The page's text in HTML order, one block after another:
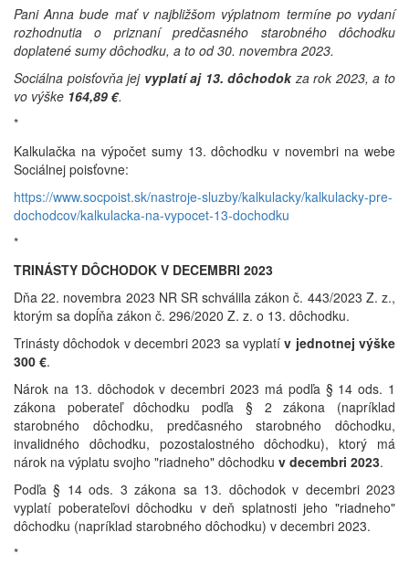
Pani Anna bude mať v najbližšom výplatnom termíne po vydaní
rozhodnutia o priznaní predčasného starobného dôchodku
doplatené sumy dôchodku, a to od 30. novembra 2023.
Sociálna poisťovňa jej vyplatí aj 13. dôchodokza rok 2023, a to
vo výške 164,89 €.
*
Kalkulačka na výpočet sumy 13. dôchodku v novembri na webe
Sociálnej poisťovne:
https://www.socpoist.sk/nastroje-sluzby/kalkulacky/kalkulacky-pre-
dochodcov/kalkulacka-na-vypocet-13-dochodku
*
TRINÁSTY DÔCHODOK V DECEMBRI 2023
Dňa 22. novembra 2023 NR SR schválila zákon č. 443/2023 Z. z.,
ktorým sa dopĺňa zákon č. 296/2020 Z. z. o 13. dôchodku.
Trinásty dôchodok v decembri 2023 sa vyplatív jednotnej výške
300 €.
Nárok na 13. dôchodok v decembri 2023 má podľa § 14 ods. 1
zákona poberateľ dôchodku podľa § 2 zákona (napríklad
starobného dôchodku, predčasného starobného dôchodku,
invalidného dôchodku, pozostalostného dôchodku), ktorý má
nárok na výplatu svojho "riadneho" dôchodku v decembri 2023.
Podľa § 14 ods. 3 zákona sa 13. dôchodok v decembri 2023
vyplatí poberateľovi dôchodku v deň splatnosti jeho "riadneho"
dôchodku (napríklad starobného dôchodku) v decembri 2023.
*